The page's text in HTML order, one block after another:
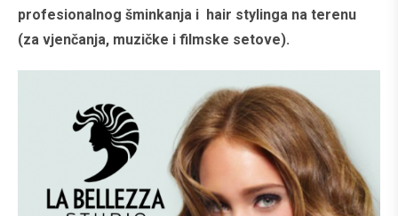
profesionalnog šminkanja i hair stylinga na terenu
(za vjenčanja, muzičke i filmske setove).